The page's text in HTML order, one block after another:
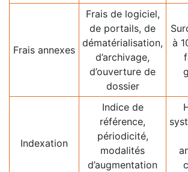
Frais annexes
Frais de logiciel,
de portails, de
dématérialisation,
d’archivage,
d’ouverture de
dossier
à
Indexation
Indice de
référence,
périodicité,
modalités
d’augmentation